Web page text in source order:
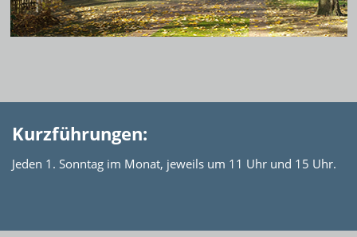
Kurzführungen:
Jeden 1. Sonntag im Monat, jeweils um 11 Uhr und 15 Uhr.